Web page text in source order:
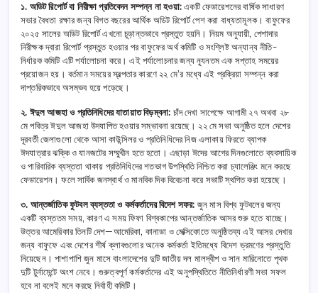
১. অডিট রিপোর্ট বা নিরীক্ষা প্রতিবেদন সম্পন্ন না হওয়া:একটি ফেডারেশনের বার্ষিক সাধারণ
সভার বৈধতা রক্ষার জন্য বিগত বছরের আর্থিক অডিট রিপোর্ট পেশ করা বাধ্যতামূলক। বাফুফের
২০২৫ সালের অডিট রিপোর্ট এখনো চূড়ান্তভাবে প্রস্তুত হয়নি। নিয়ম অনুযায়ী, পেশাদার
নিরীক্ষক দ্বারা রিপোর্ট প্রস্তুত হওয়ার পর বাফুফের অর্থ কমিটি ও সংশ্লিষ্ট অন্যান্য নীতি-
নির্ধারক কমিটি এটি পর্যালোচনা করে। এই পর্যালোচনার জন্য ন্যূনতম এক সপ্তাহ সময়ের
প্রয়োজন হয়। বর্তমান সময়ের স্বল্পতার কারণে ২২ মে’র মধ্যে এই প্রক্রিয়া সম্পন্ন করা
দাপ্তরিকভাবে অসম্ভব হয়ে পড়েছে।
২. ঈদুল আজহা ও প্রতিনিধিদের যাতায়াত বিড়ম্বনা: চাঁদ দেখা সাপেক্ষে আগামী ২৭ অথবা ২৮
মে পবিত্র ঈদুল আজহা উদযাপিত হওয়ার সম্ভাবনা রয়েছে। ২২ মে সভা অনুষ্ঠিত হলে দেশের
দূরবর্তী জেলাগুলো থেকে আসা কাউন্সিলর ও প্রতিনিধিদের নিজ এলাকায় ফিরতে ব্যাপক
ঈদযাত্রার ঝক্কি ও যানজটের সম্মুখীন হতে হতো। এছাড়া ঈদের আগের দিনগুলোতে ব্যবসায়িক
ও পারিবারিক ব্যস্ততা থাকায় প্রতিনিধিদের শতভাগ উপস্থিতি নিশ্চিত করা চ্যালেঞ্জিং মনে করছে
ফেডারেশন। ফলে সার্বিক জনস্বার্থ ও মানবিক দিক বিবেচনা করে সভাটি স্থগিত করা হয়েছে।
৩. আন্তর্জাতিক ফুটবল ব্যস্ততা ও কর্মকর্তাদের বিদেশ সফর: জুন মাস বিশ্ব ফুটবলের জন্য
একটি ব্যস্ততম সময়, কারণ এ সময় ফিফা বিশ্বকাপের আন্তর্জাতিক আসর শুরু হতে যাচ্ছে।
উত্তর আমেরিকার তিনটি দেশ—আমেরিকা, কানাডা ও মেক্সিকোতে অনুষ্ঠিতব্য এই আসর দেখার
জন্য বাফুফে এবং দেশের শীর্ষ ক্লাবগুলোর অনেক কর্মকর্তা ইতিমধ্যে বিদেশ ভ্রমণের প্রস্তুতি
নিয়েছেন। পাশাপাশি জুন মাসে বাংলাদেশের দুটি জাতীয় দল মালদ্বীপ ও সান মারিনোতে পৃথক
দুটি টুর্নামেন্টে অংশ নেবে। গুরুত্বপূর্ণ কর্মকর্তাদের এই অনুপস্থিতিতে নীতিনির্ধারণী সভা সফল
হবে না বলেই মনে করছে নির্বাহী কমিটি।